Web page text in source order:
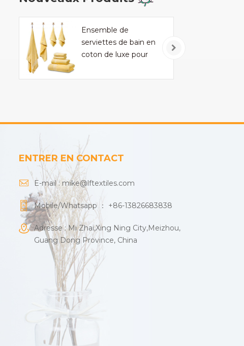
Ensemble de
serviettes de bain en
coton de luxe pour
ENTRER EN CONTACT
E-mail : mike@lftextiles.com
Mobile/Whatsapp ： +86-13826683838
Adresse : Mi Zhai,Xing Ning City,Meizhou,
Guang Dong Province, China